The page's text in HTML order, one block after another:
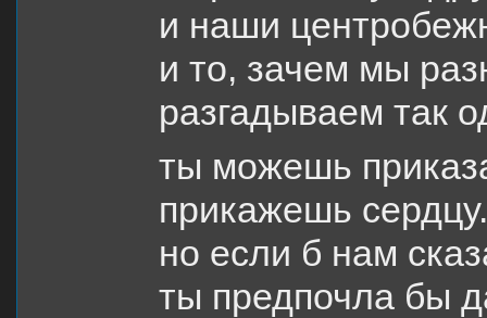
и наши
и то, зачем мы
разгадываем так
ты можешь
прикажешь
но если б нам
ты предпочла бы